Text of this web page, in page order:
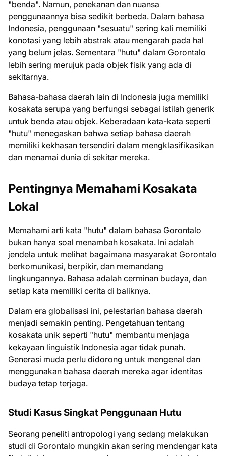
"benda". Namun, penekanan dan nuansa
penggunaannya bisa sedikit berbeda. Dalam bahasa
Indonesia, penggunaan "sesuatu" sering kali memiliki
konotasi yang lebih abstrak atau mengarah pada hal
yang belum jelas. Sementara "hutu" dalam Gorontalo
lebih sering merujuk pada objek fisik yang ada di
sekitarnya.
Bahasa-bahasa daerah lain di Indonesia juga memiliki
kosakata serupa yang berfungsi sebagai istilah generik
untuk benda atau objek. Keberadaan kata-kata seperti
"hutu" menegaskan bahwa setiap bahasa daerah
memiliki kekhasan tersendiri dalam mengklasifikasikan
dan menamai dunia di sekitar mereka.
Pentingnya Memahami Kosakata
Lokal
Memahami arti kata "hutu" dalam bahasa Gorontalo
bukan hanya soal menambah kosakata. Ini adalah
jendela untuk melihat bagaimana masyarakat Gorontalo
berkomunikasi, berpikir, dan memandang
lingkungannya. Bahasa adalah cerminan budaya, dan
setiap kata memiliki cerita di baliknya.
Dalam era globalisasi ini, pelestarian bahasa daerah
menjadi semakin penting. Pengetahuan tentang
kosakata unik seperti "hutu" membantu menjaga
kekayaan linguistik Indonesia agar tidak punah.
Generasi muda perlu didorong untuk mengenal dan
menggunakan bahasa daerah mereka agar identitas
budaya tetap terjaga.
Studi Kasus Singkat Penggunaan Hutu
Seorang peneliti antropologi yang sedang melakukan
studi di Gorontalo mungkin akan sering mendengar kata